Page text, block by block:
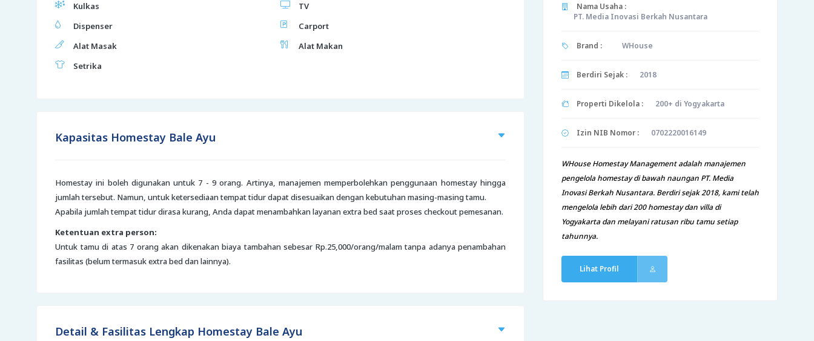
Kulkas
TV
Dispenser
Carport
Alat Masak
Alat Makan
Setrika
Kapasitas Homestay Bale Ayu
Homestay ini boleh digunakan untuk 7 - 9 orang. Artinya, manajemen memperbolehkan penggunaan homestay hingga
jumlah tersebut. Namun, untuk ketersediaan tempat tidur dapat disesuaikan dengan kebutuhan masing-masing tamu.
Apabila jumlah tempat tidur dirasa kurang, Anda dapat menambahkan layanan extra bed saat proses checkout pemesanan.
Ketentuan extra person:
Untuk tamu di atas 7 orang akan dikenakan biaya tambahan sebesar Rp.25,000/orang/malam tanpa adanya penambahan
fasilitas (belum termasuk extra bed dan lainnya).
Detail & Fasilitas Lengkap Homestay Bale Ayu
Nama Usaha :
PT. Media Inovasi Berkah Nusantara
Brand : WHouse
Berdiri Sejak : 2018
Properti Dikelola : 200+ di Yogyakarta
Izin NIB Nomor : 0702220016149
WHouse Homestay Management adalah manajemen
pengelola homestay di bawah naungan PT. Media
Inovasi Berkah Nusantara. Berdiri sejak 2018, kami telah
mengelola lebih dari 200 homestay dan villa di
Yogyakarta dan melayani ratusan ribu tamu setiap
tahunnya.
Lihat Profil